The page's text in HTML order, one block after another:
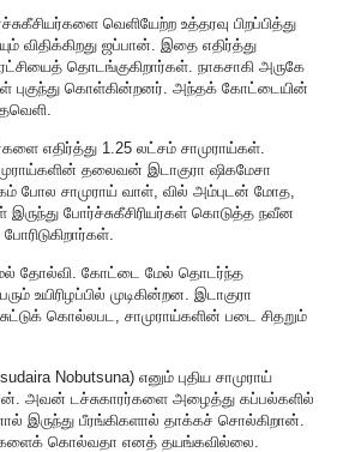
வெளியேற்ற உத்தரவு பிறப்பித்து
விதிக்கிறது ஜப்பான். இதை எதிர்த்து
தொடங்குகிறார்கள். நாகசாகி அருகே
புகுந்து கொள்கின்றனர். அந்தக் கோட்டையின்
எதிர்த்து 1.25 லட்சம் சாமுராய்கள்.
தலைவன் இடாகுரா ஷிகமேசா
போல சாமுராய் வாள், வில் அம்புடன் மோத,
போர்ச்சுகீசிரியர்கள் கொடுத்த நவீன
தோல்வி. கோட்டை மேல் தொடர்ந்த
உயிரிழப்பில் முடிகின்றன. இடாகுரா
சுட்டுக் கொல்லபட, சாமுராய்களின் படை சிதறும்
Nobutsuna) எனும் புதிய சாமுராய்
அவன் டச்சுகாரர்களை அழைத்து கப்பல்களில்
இருந்து பீரங்கிகளால் தாக்கச் சொல்கிறான்.
கொல்வதா எனத் தயங்கவில்லை.